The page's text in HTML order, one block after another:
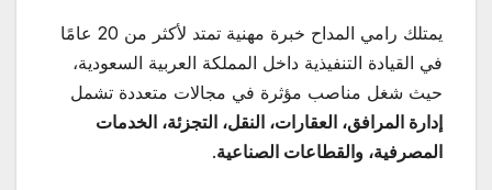
يمتلك رامي المداح خبرة مهنية تمتد لأكثر من 20 عامًا
في القيادة التنفيذية داخل المملكة العربية السعودية،
حيث شغل مناصب مؤثرة في مجالات متعددة تشمل
إدارة المرافق، العقارات، النقل، التجزئة، الخدمات
المصرفية، والقطاعات الصناعية.